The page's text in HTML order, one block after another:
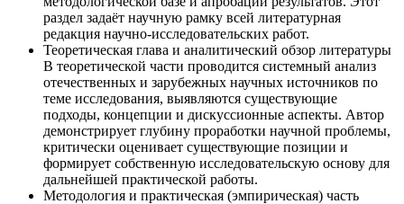
раздел задаёт научную рамку всей литературная
редакция научно-исследовательских работ.
Теоретическая глава и аналитический обзор литературы
В теоретической части проводится системный анализ
отечественных и зарубежных научных источников по
теме исследования, выявляются существующие
подходы, концепции и дискуссионные аспекты. Автор
демонстрирует глубину проработки научной проблемы,
критически оценивает существующие позиции и
формирует собственную исследовательскую основу для
дальнейшей практической работы.
Методология и практическая (эмпирическая) часть